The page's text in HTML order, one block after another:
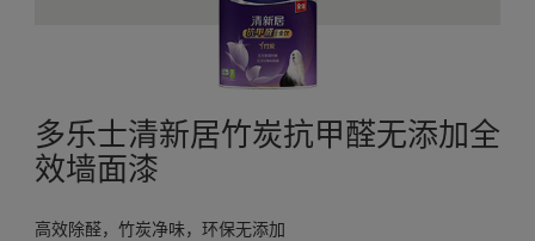
多乐士清新居竹炭抗甲醛无添加全
效墙面漆
高效除醛，竹炭净味，环保无添加